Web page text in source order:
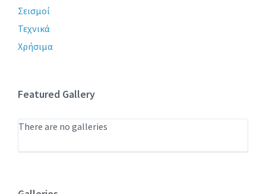
Σεισμοί
Τεχνικά
Χρήσιμα
Featured Gallery
There are no galleries